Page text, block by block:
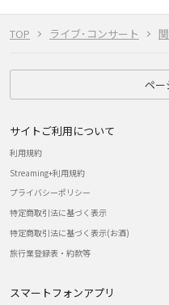
TOP ライブ･コンサート
ペー
サイトご利用について
利用規約
Streaming+利用規約
プライバシーポリシー
特定商取引法に基づく表示
特定商取引法に基づく表示(お酒)
旅行業登録表・約款等
スマートフォンアプリ